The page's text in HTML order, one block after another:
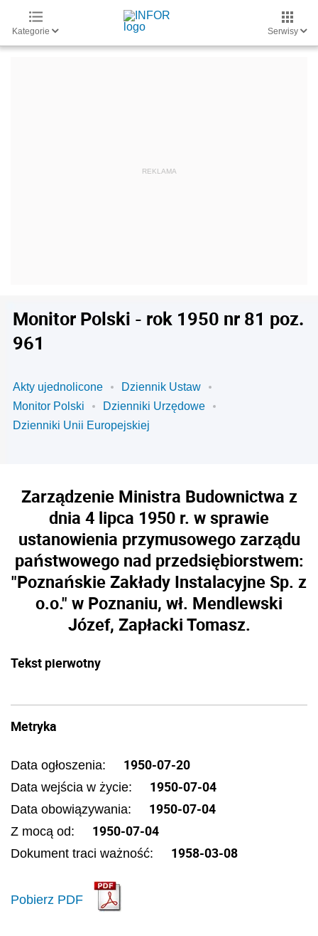
Kategorie Serwisy
Monitor Polski - rok 1950 nr 81 poz.
961
Akty ujednolicone
Dziennik Ustaw
Monitor Polski
Dzienniki Urzędowe
Dzienniki Unii Europejskiej
Zarządzenie Ministra Budownictwa z
dnia 4 lipca 1950 r. w sprawie
ustanowienia przymusowego zarządu
państwowego nad przedsiębiorstwem:
"Poznańskie Zakłady Instalacyjne Sp. z
o.o." w Poznaniu, wł. Mendlewski
Józef, Zapłacki Tomasz.
Tekst pierwotny
Metryka
Data ogłoszenia: 1950-07-20
Data wejścia w życie: 1950-07-04
Data obowiązywania: 1950-07-04
Z mocą od: 1950-07-04
Dokument traci ważność: 1958-03-08
Pobierz PDF